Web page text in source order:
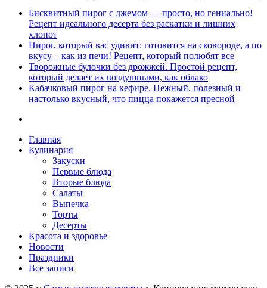
Бисквитный пирог с джемом — просто, но гениально!
Рецепт идеального десерта без раскатки и лишних
хлопот
Пирог, который вас удивит: готовится на сковороде, а по
вкусу – как из печи! Рецепт, который полюбят все
Творожные булочки без дрожжей. Простой рецепт,
который делает их воздушными, как облако
Кабачковый пирог на кефире. Нежный, полезный и
настолько вкусный, что пицца покажется пресной
Главная
Кулинария
Закуски
Первые блюда
Вторые блюда
Салаты
Выпечка
Торты
Десерты
Красота и здоровье
Новости
Праздники
Все записи